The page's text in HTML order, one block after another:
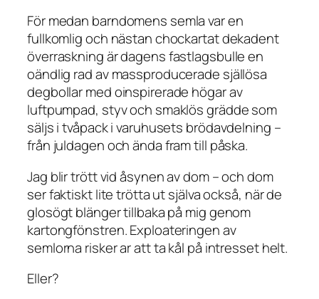
För medan barndomens semla var en
fullkomlig och nästan chockartat dekadent
överraskning är dagens fastlagsbulle en
oändlig rad av massproducerade själlösa
degbollar med oinspirerade högar av
luftpumpad, styv och smaklös grädde som
säljs i tvåpack i varuhusets brödavdelning –
från juldagen och ända fram till påska.
Jag blir trött vid åsynen av dom – och dom
ser faktiskt lite trötta ut själva också, när de
glosögt blänger tillbaka på mig genom
kartongfönstren. Exploateringen av
semlorna risker ar att ta kål på intresset helt.
Eller?